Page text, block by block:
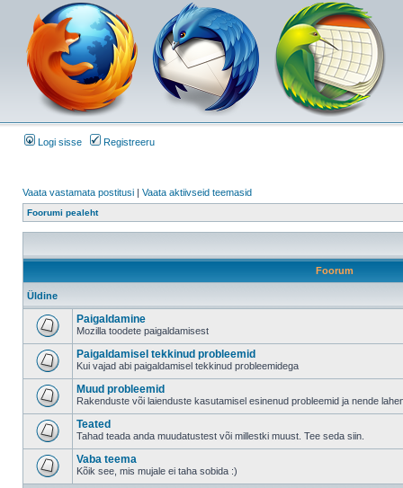
Logi sisse Registreeru
Vaata vastamata postitusi | Vaata aktiivseid teemasid
Foorumi pealeht
Foorum
Üldine
Paigaldamine
Mozilla toodete paigaldamisest
Paigaldamisel tekkinud probleemid
Kui vajad abi paigaldamisel tekkinud probleemidega
Muud probleemid
Rakenduste või laienduste kasutamisel esinenud probleemid ja nende
Teated
Tahad teada anda muudatustest või millestki muust. Tee seda siin.
Vaba teema
Kõik see, mis mujale ei taha sobida :)